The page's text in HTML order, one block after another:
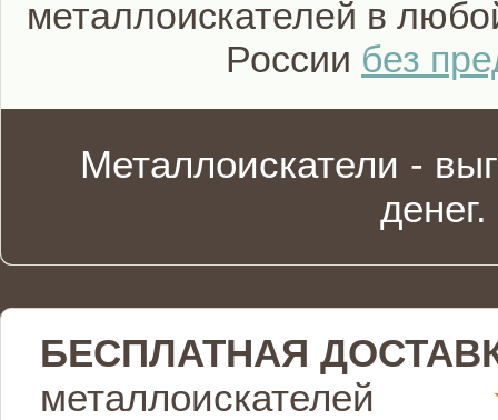
металлоискателей в
России без
Металлоискатели -
денег.
БЕСПЛАТНАЯ
металлоискателей